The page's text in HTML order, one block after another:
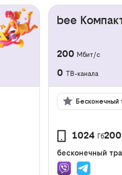
bee
200 Мбит/с
0 ТВ-канала
Бесконечный
1024 Гб
бесконечный